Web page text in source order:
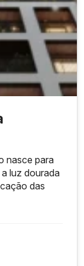
nasce para
luz dourada
das